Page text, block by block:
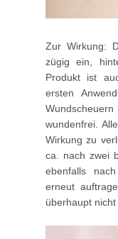
Zur Wirkung:
zügig ein,
Produkt ist
ersten
wundenfrei.
Wirkung zu
ca. nach zwei
ebenfalls
erneut
überhaupt